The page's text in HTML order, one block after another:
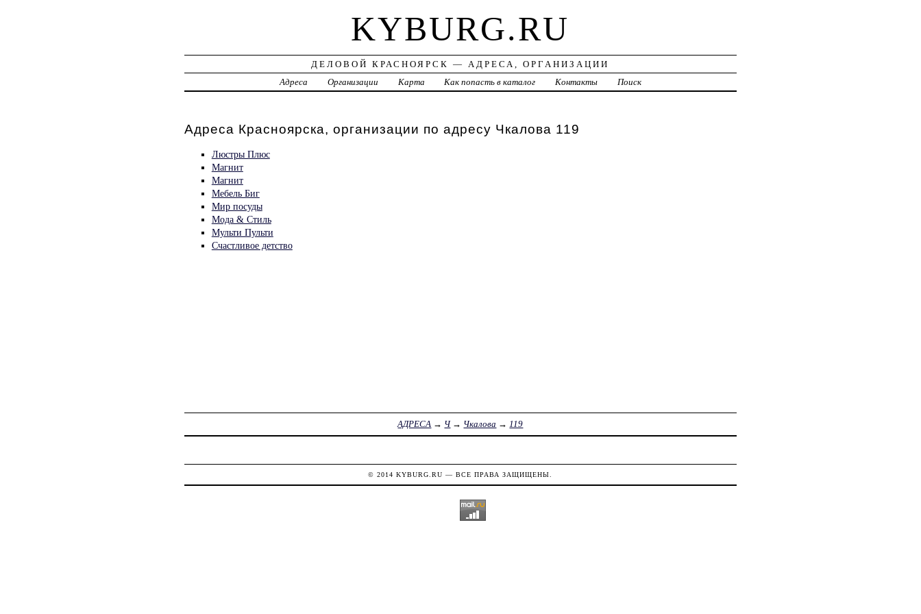
KYBURG.RU
ДЕЛОВОЙ КРАСНОЯРСК — АДРЕСА, ОРГАНИЗАЦИИ
Адреса
Организации Карта Как попасть в каталог Контакты Поиск
Адреса Красноярска, организации по адресу Чкалова 119
Люстры Плюс
Магнит
Магнит
Мебель Биг
Мир посуды
Мода & Стиль
Мульти Пульти
Счастливое детство
АДРЕСА → Ч→ Чкалова →119
© 2014KYBURG.RU — ВСЕ ПРАВА ЗАЩИЩЕНЫ.